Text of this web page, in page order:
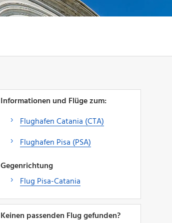
Informationen und Flüge zum:
Flughafen Catania (CTA)
Flughafen Pisa (PSA)
Gegenrichtung
Flug Pisa-Catania
Keinen passenden Flug gefunden?